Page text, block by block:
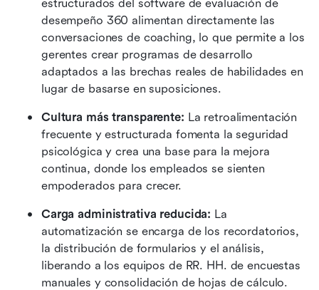
estructurados del software de evaluación de
desempeño 360 alimentan directamente las
conversaciones de coaching, lo que permite a los
gerentes crear programas de desarrollo
adaptados a las brechas reales de habilidades en
lugar de basarse en suposiciones.
Cultura más transparente: La retroalimentación
frecuente y estructurada fomenta la seguridad
psicológica y crea una base para la mejora
continua, donde los empleados se sienten
empoderados para crecer.
Carga administrativa reducida: La
automatización se encarga de los recordatorios,
la distribución de formularios y el análisis,
liberando a los equipos de RR. HH. de encuestas
manuales y consolidación de hojas de cálculo.